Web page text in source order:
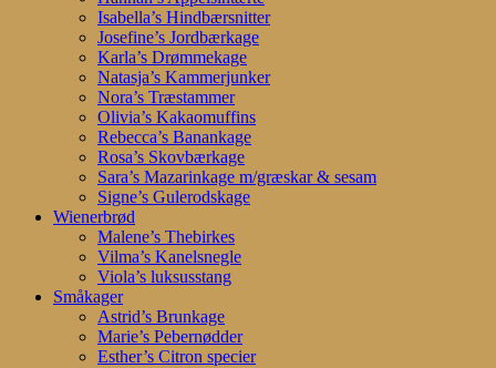
Isabella’s Hindbærsnitter
Josefine’s Jordbærkage
Karla’s Drømmekage
Natasja’s Kammerjunker
Nora’s Træstammer
Olivia’s Kakaomuffins
Rebecca’s Banankage
Rosa’s Skovbærkage
Sara’s Mazarinkage m/græskar & sesam
Signe’s Gulerodskage
Wienerbrød
Malene’s Thebirkes
Vilma’s Kanelsnegle
Viola’s luksusstang
Småkager
Astrid’s Brunkage
Marie’s Pebernødder
Esther’s Citron specier